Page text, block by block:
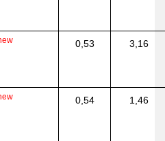
0,53 3,16
0,54 1,46